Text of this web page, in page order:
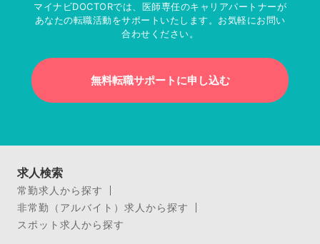
マイナビDOCTORでは、医師専任のキャリアパートナーが
あなたの転職活動をサポートいたします。お気軽にお問い
合わせください。
無料転職サポートに申し込む
求人検索
常勤求人から探す
非常勤（アルバイト）求人から探す
スポット求人から探す